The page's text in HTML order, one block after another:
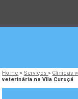
Home » Serviços» Clínicas
veterinária na Vila Curuçá